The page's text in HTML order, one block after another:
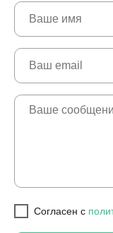
Cогласен с